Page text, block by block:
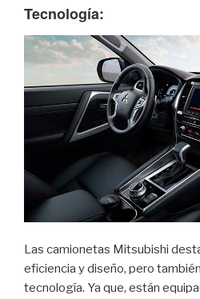
Tecnología:
Las camionetas Mitsubishi
eficiencia y diseño, pero
tecnología. Ya que, están